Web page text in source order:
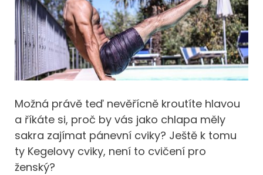
Možná právě teď nevěřícně kroutíte hlavou
a říkáte si, proč by vás jako chlapa měly
sakra zajímat pánevní cviky? Ještě k tomu
ty Kegelovy cviky, není to cvičení pro
ženský?